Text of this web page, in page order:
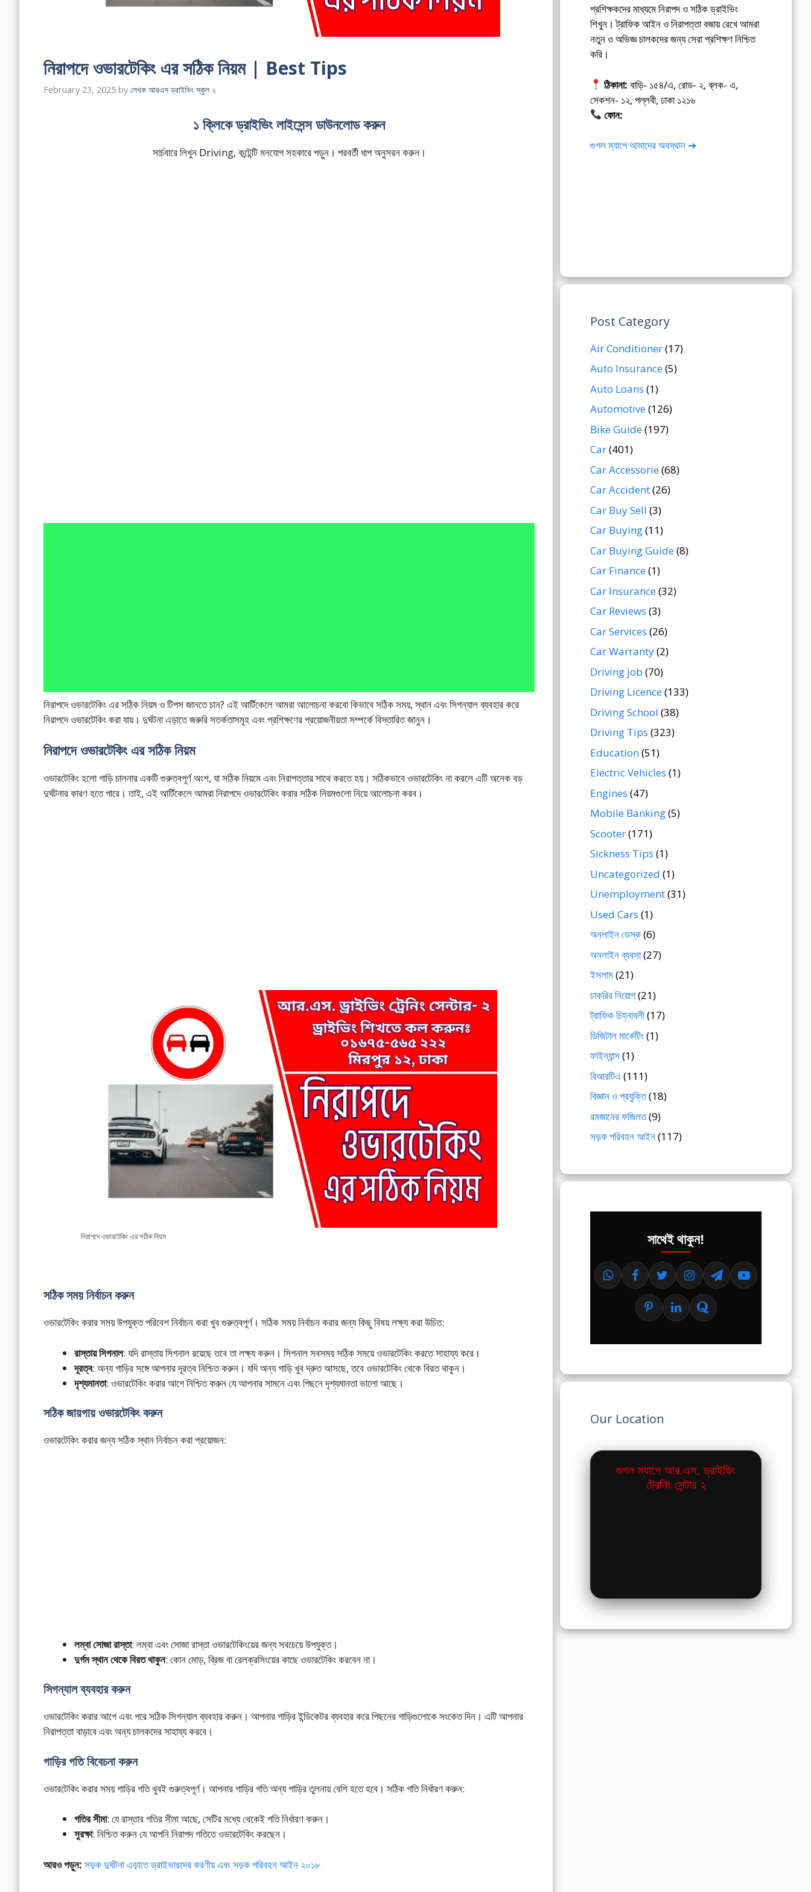
নিরাপদে ওভারটেকিং এর সঠিক নিয়ম | Best Tips
February 23, 2025 by লেখক আরএস ড্রাইভিং স্কুল ২
১ ক্লিকে ড্রাইভিং লাইসেন্স ডাউনলোড করুন
সার্চবারে লিখুন Driving, কন্টেন্টি মনযোগ সহকারে পড়ুন। পরবর্তী ধাপ অনুসরন করুন।
নিরাপদে ওভারটেকিং এর সঠিক নিয়ম ও টিপস জানতে চান? এই আর্টিকেলে আমরা আলোচনা করবো কিভাবে সঠিক সময়, স্থান এবং সিগন্যাল ব্যবহার করে
নিরাপদে ওভারটেকিং করা যায়। দুর্ঘটনা এড়াতে জরুরি সতর্কতাসমূহ এবং প্রশিক্ষণের প্রয়োজনীয়তা সম্পর্কে বিস্তারিত জানুন।
নিরাপদে ওভারটেকিং এর সঠিক নিয়ম
ওভারটেকিং হলো গাড়ি চালনার একটি গুরুত্বপূর্ণ অংশ, যা সঠিক নিয়মে এবং নিরাপত্তার সাথে করতে হয়। সঠিকভাবে ওভারটেকিং না করলে এটি অনেক বড়
দুর্ঘটনার কারণ হতে পারে। তাই, এই আর্টিকেলে আমরা নিরাপদে ওভারটেকিং করার সঠিক নিয়মগুলো নিয়ে আলোচনা করব।
নিরাপদে ওভারটেকিং এর সঠিক নিয়ম
সঠিক সময় নির্বাচন করুন
ওভারটেকিং করার সময় উপযুক্ত পরিবেশ নির্বাচন করা খুব গুরুত্বপূর্ণ। সঠিক সময় নির্বাচন করার জন্য কিছু বিষয় লক্ষ্য করা উচিত:
রাস্তায় সিগনাল: যদি রাস্তায় সিগনাল রয়েছে তবে তা লক্ষ্য করুন। সিগনাল সবসময় সঠিক সময়ে ওভারটেকিং করতে সাহায্য করে।
দূরত্ব: অন্য গাড়ির সঙ্গে আপনার দূরত্ব নিশ্চিত করুন। যদি অন্য গাড়ি খুব দ্রুত আসছে, তবে ওভারটেকিং থেকে বিরত থাকুন।
দৃশ্যমানতা: ওভারটেকিং করার আগে নিশ্চিত করুন যে আপনার সামনে এবং পিছনে দৃশ্যমানতা ভালো আছে।
সঠিক জায়গায় ওভারটেকিং করুন
ওভারটেকিং করার জন্য সঠিক স্থান নির্বাচন করা প্রয়োজন:
লম্বা সোজা রাস্তা: লম্বা এবং সোজা রাস্তা ওভারটেকিংয়ের জন্য সবচেয়ে উপযুক্ত।
দুর্গম স্থান থেকে বিরত থাকুন: কোন মোড়, ব্রিজ বা রেলক্রসিংয়ের কাছে ওভারটেকিং করবেন না।
সিগন্যাল ব্যবহার করুন
ওভারটেকিং করার আগে এবং পরে সঠিক সিগন্যাল ব্যবহার করুন। আপনার গাড়ির ইন্ডিকেটর ব্যবহার করে পিছনের গাড়িগুলোকে সংকেত দিন। এটি আপনার
নিরাপত্তা বাড়াবে এবং অন্য চালকদের সাহায্য করবে।
গাড়ির গতি বিবেচনা করুন
ওভারটেকিং করার সময় গাড়ির গতি খুবই গুরুত্বপূর্ণ। আপনার গাড়ির গতি অন্য গাড়ির তুলনায় বেশি হতে হবে। সঠিক গতি নির্ধারণ করুন:
গতির সীমা: যে রাস্তার গতির সীমা আছে, সেটির মধ্যে থেকেই গতি নির্ধারণ করুন।
সুরক্ষা: নিশ্চিত করুন যে আপনি নিরাপদ গতিতে ওভারটেকিং করছেন।
আরও পড়ুন: সড়ক দুর্ঘটনা এড়াতে ড্রাইভারদের করণীয় এবং সড়ক পরিবহন আইন ২০১৮
প্রশিক্ষকদের মাধ্যমে নিরাপদ ও সঠিক ড্রাইভিং
শিখুন। ট্রাফিক আইন ও নিরাপত্তা বজায় রেখে আমরা
নতুন ও অভিজ্ঞ চালকদের জন্য সেরা প্রশিক্ষণ নিশ্চিত
করি।
ঠিকানা: বাড়ি- ১৫৪/এ, রোড- ২, ব্লক- এ,
সেকশন- ১২, পল্লবী, ঢাকা ১২১৬
ফোন:
গুগল ম্যাপে আমাদের অবস্থান ➔
Post Category
Air Conditioner(17)
Auto Insurance(5)
Auto Loans (1)
Automotive(126)
Bike Guide(197)
Car(401)
Car Accessorie(68)
Car Accident(26)
Car Buy Sell (3)
Car Buying(11)
Car Buying Guide(8)
Car Finance(1)
Car Insurance(32)
Car Reviews (3)
Car Services (26)
Car Warranty(2)
Driving job (70)
Driving Licence(133)
Driving School (38)
Driving Tips (323)
Education(51)
Electric Vehicles (1)
Engines (47)
Mobile Banking(5)
Scooter(171)
Sickness Tips (1)
Uncategorized (1)
Unemployment(31)
Used Cars (1)
অনলাইন ডেস্ক(6)
অনলাইন ব্যবসা(27)
ইসলাম(21)
চাকরির নিয়োগ(21)
ট্রাফিক চিহ্নাবলী(17)
ডিজিটাল মার্কেটিং(1)
ফাইন্যান্স(1)
বিআরটিএ (111)
বিজ্ঞান ও প্রযুক্তি(18)
রমজানের ফজিলত(9)
সড়ক পরিবহন আইন(117)
সাথেই থাকুন!
Our Location
গুগল ম্যাপে আর.এস. ড্রাইভিং
ট্রেনিং সেন্টার ২